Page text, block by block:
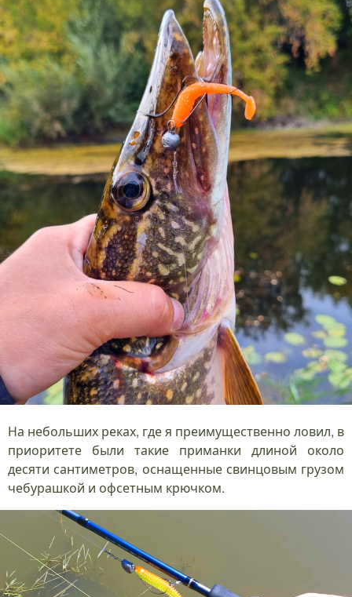
На небольших реках, где я преимущественно ловил, в
приоритете были такие приманки длиной около
десяти сантиметров, оснащенные свинцовым грузом
чебурашкой и офсетным крючком.